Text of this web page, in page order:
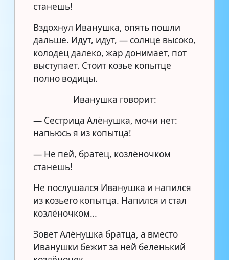
станешь!
Вздохнул Иванушка, опять пошли
дальше. Идут, идут, — солнце высоко,
колодец далеко, жар донимает, пот
выступает. Стоит козье копытце
полно водицы.
Иванушка говорит:
— Сестрица Алёнушка, мочи нет:
напьюсь я из копытца!
— Не пей, братец, козлёночком
станешь!
Не послушался Иванушка и напился
из козьего копытца. Напился и стал
козлёночком…
Зовет Алёнушка братца, а вместо
Иванушки бежит за ней беленький